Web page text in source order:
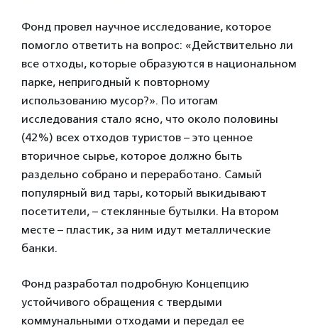
Фонд провел научное исследование, которое
помогло ответить на вопрос: «Действительно ли
все отходы, которые образуются в национальном
парке, непригодный к повторному
использованию мусор?». По итогам
исследования стало ясно, что около половины
(42%) всех отходов туристов – это ценное
вторичное сырье, которое должно быть
раздельно собрано и переработано. Самый
популярный вид тары, который выкидывают
посетители, – стеклянные бутылки. На втором
месте – пластик, за ним идут металлические
банки.
Фонд разработал подробную Концепцию
устойчивого обращения с твердыми
коммунальными отходами и передал ее